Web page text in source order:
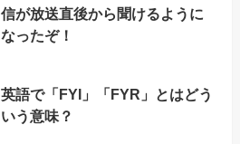
信が放送直後から聞けるように
なったぞ！
英語で「FYI」「FYR」とはどう
いう意味？